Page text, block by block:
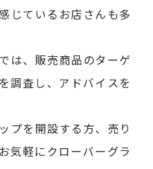
じているお店さんも多
は、販売商品のターゲ
調査し、アドバイスを
プを開設する方、売り
気軽にクローバーグラ